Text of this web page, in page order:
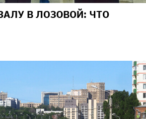
В ЛОЗОВОЙ: ЧТО